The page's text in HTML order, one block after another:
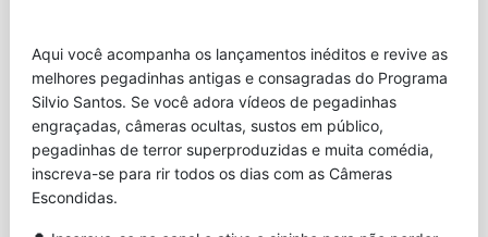
Aqui você acompanha os lançamentos inéditos e revive as
melhores pegadinhas antigas e consagradas do Programa
Silvio Santos. Se você adora vídeos de pegadinhas
engraçadas, câmeras ocultas, sustos em público,
pegadinhas de terror superproduzidas e muita comédia,
inscreva-se para rir todos os dias com as Câmeras
Escondidas.